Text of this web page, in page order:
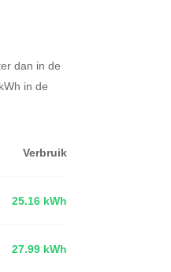
dan in de
in de
Verbruik
25.16 kWh
27.99 kWh